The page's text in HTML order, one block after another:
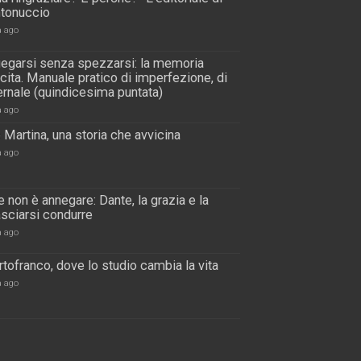
ago
senza spezzarsi: la memoria
Manuale pratico di imperfezione, di
(quindicesima puntata)
ago
una storia che avvicina
ago
non è annegare: Dante, la grazia e la
condurre
ago
dove lo studio cambia la vita
ago